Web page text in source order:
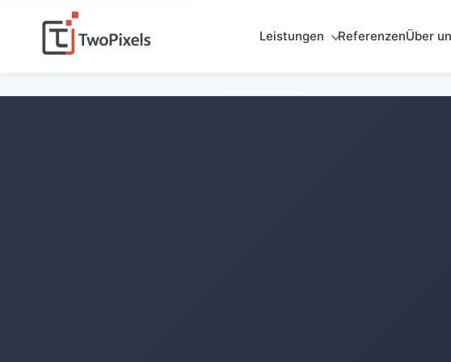
Leistungen ReferenzenÜber